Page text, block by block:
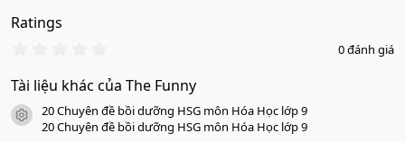
Ratings
0
0
s
a
o
0 đánh giá
Tài liệu khác của The Funny
icon tài liệu
20 Chuyên đề bồi dưỡng HSG môn Hóa Học lớp 9
20 Chuyên đề bồi dưỡng HSG môn Hóa Học lớp 9